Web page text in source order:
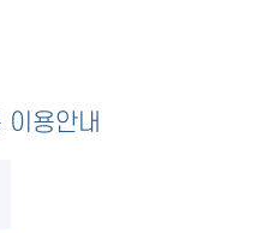
이용안내